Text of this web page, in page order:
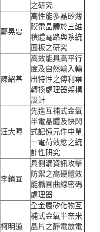
之研究
鄭晃忠
高性能多晶矽薄
膜電晶體於三維
積體電路與系統
面板之研究
陳紹基
高效能具高平行
度及自然輸入輸
出特性之傅利葉
轉換處理器架構
設計
汪大暉
先進互補式金氧
半電晶體及快閃
式記憶元件中單
一電荷效應之統
計性研究
李鎮宜
具側漏資訊攻擊
防禦之高硬體效
能橢圓曲線密碼
處理器
柯明道
全金屬矽化物互
補式金氧半奈米
晶片之靜電放電